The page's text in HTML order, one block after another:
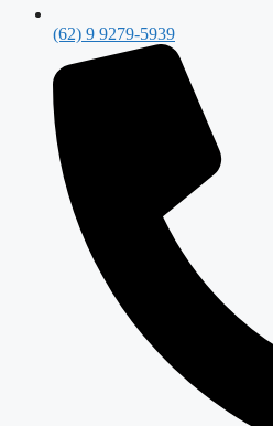
(62) 9 9279-5939